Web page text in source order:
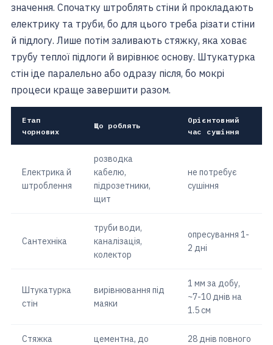
значення. Спочатку штроблять стіни й прокладають
електрику та труби, бо для цього треба різати стіни
й підлогу. Лише потім заливають стяжку, яка ховає
трубу теплої підлоги й вирівнює основу. Штукатурка
стін іде паралельно або одразу після, бо мокрі
процеси краще завершити разом.
Етап
чорнових
Що роблять
Орієнтовний
час сушіння
Електрика й
штроблення
розводка
кабелю,
підрозетники,
щит
не потребує
сушіння
Сантехніка
труби води,
каналізація,
колектор
опресування 1-
2 дні
Штукатурка
стін
вирівнювання під
маяки
1 мм за добу,
~7-10 днів на
1.5 см
Стяжка
цементна, до
28 днів повного